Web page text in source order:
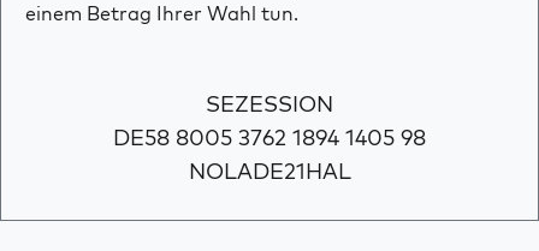
einem Betrag Ihrer Wahl tun.
SEZESSION
DE58 8005 3762 1894 1405 98
NOLADE21HAL